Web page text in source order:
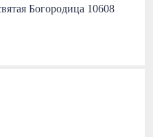
Богородица 10608